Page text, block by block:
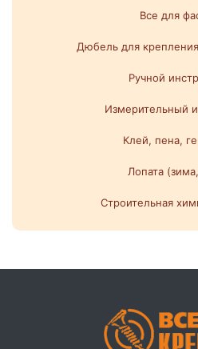
Все для
Дюбель для
Ручной
Измерительный
Клей, пена,
Лопата
Строительная